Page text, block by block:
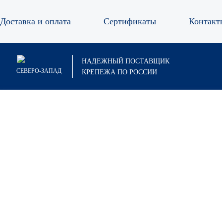
Доставка и оплата Сертификаты
СЕВЕРО-ЗАПАД
НАДЕЖНЫЙ ПОСТАВЩИК
КРЕПЕЖА ПО РОССИИ